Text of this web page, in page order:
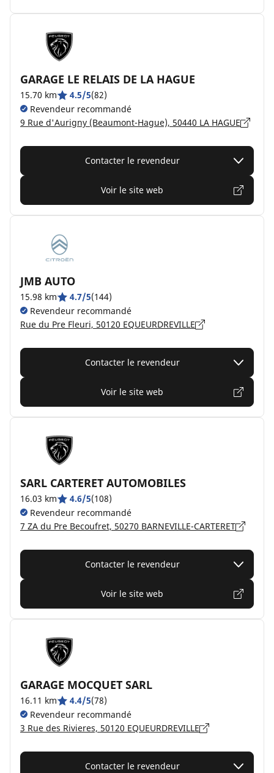
GARAGE LE RELAIS DE LA HAGUE
15.70 km 4.5/5(82)
Revendeur recommandé
9 Rue d'Aurigny (Beaumont-Hague), 50440 LA HAGUE
Contacter le revendeur
Voir le site web
JMB AUTO
15.98 km 4.7/5(144)
Revendeur recommandé
Rue du Pre Fleuri, 50120 EQUEURDREVILLE
Contacter le revendeur
Voir le site web
SARL CARTERET AUTOMOBILES
16.03 km 4.6/5(108)
Revendeur recommandé
7 ZA du Pre Becoufret, 50270 BARNEVILLE-CARTERET
Contacter le revendeur
Voir le site web
GARAGE MOCQUET SARL
16.11 km 4.4/5(78)
Revendeur recommandé
3 Rue des Rivieres, 50120 EQUEURDREVILLE
Contacter le revendeur